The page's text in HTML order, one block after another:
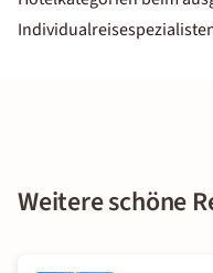
Weitere schöne